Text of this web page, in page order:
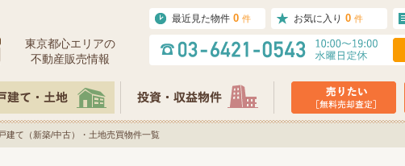
東京都⼼エリアの
不動産販売情報
最近見た物件 0 件 お気に入り 0 件
建て（新築/中古）・土地売買物件一覧